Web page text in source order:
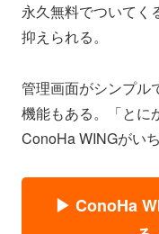
永久無料でついてく
抑えられる。
管理画面がシンプル
機能もある。「とに
ConoHa WINGがい
▶ ConoHa